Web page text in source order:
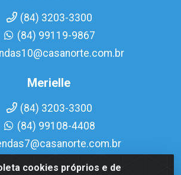
cookies próprios e de
(84) 3203-3300
(84) 99119-9867
Merielle
(84) 3203-3300
(84) 99108-4408